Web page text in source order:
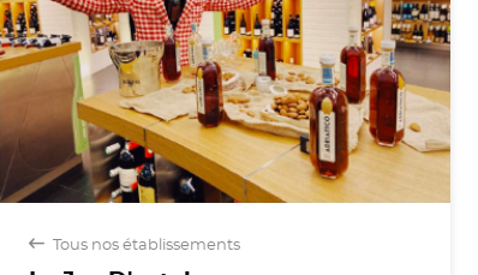
back Tous nos établissements